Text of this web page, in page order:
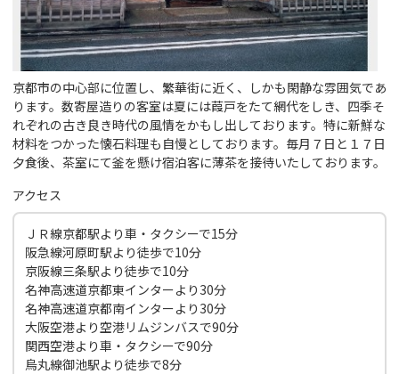
京都市の中心部に位置し、繁華街に近く、しかも閑静な雰囲気であ
ります。数寄屋造りの客室は夏には葭戸をたて網代をしき、四季そ
れぞれの古き良き時代の風情をかもし出しております。特に新鮮な
材料をつかった懐石料理も自慢としております。毎月７日と１７日
夕食後、茶室にて釜を懸け宿泊客に薄茶を接待いたしております。
アクセス
ＪＲ線京都駅より車・タクシーで15分
阪急線河原町駅より徒歩で10分
京阪線三条駅より徒歩で10分
名神高速道京都東インターより30分
名神高速道京都南インターより30分
大阪空港より空港リムジンバスで90分
関西空港より車・タクシーで90分
烏丸線御池駅より徒歩で8分